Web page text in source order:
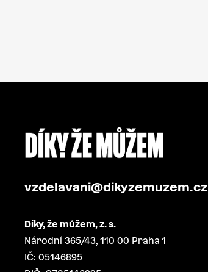
vzdelavani@dikyzemuzem.cz
Díky, že můžem, z. s.
Národní 365/43, 110 00 Praha 1
IČ: 05146895